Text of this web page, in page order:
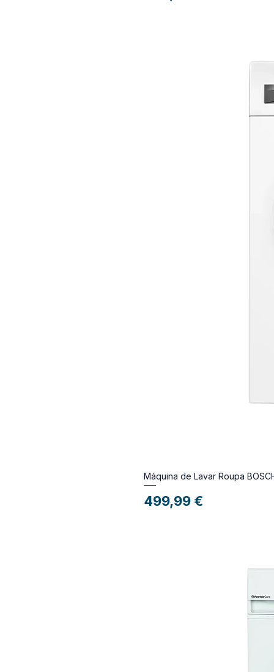
Máquina de Lavar Roupa
Preço
499,99 €